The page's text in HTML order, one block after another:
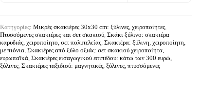
Κατηγορίες: Μικρές σκακιέρες 30x30 cm: ξύλινες, χειροποίητες
Πτυσσόμενες σκακιέρες και σετ σκακιού Σκάκι ξύλινο: σκακιέρα
καρυδιάς, χειροποίητο, σετ πολυτελείας Σκακιέρα: ξύλινη, χειροποίητη,
με πιόνια Σκακιέρες από ξύλο οξιάς: σετ σκακιού χειροποίητα,
ευρωπαϊκά Σκακιέρες εισαγωγικού επιπέδου: κάτω των 300 ευρώ,
ξύλινες Σκακιέρες ταξιδιού: μαγνητικές, ξύλινες, πτυσσόμενες